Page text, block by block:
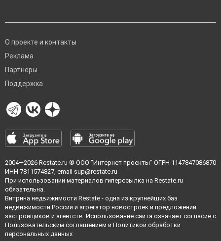
О проекте и контакты
Реклама
Партнеры
Поддержка
2004—2026 Restate.ru ® ООО "Интернет проекты" ОГРН 1147847086870
ИНН 7811574827, email sup@restate.ru
При использовании материалов гиперссылка на Restate.ru
обязательна.
Витрина недвижимости Restate - одна из крупнейших баз
недвижимости России и агрегатор новостроек и предложений
застройщиков и агентств. Использование сайта означает согласие с
Пользовательским соглашением и Политикой обработки
персональных данных